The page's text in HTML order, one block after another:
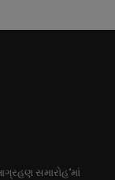
સમારોહ‘માં